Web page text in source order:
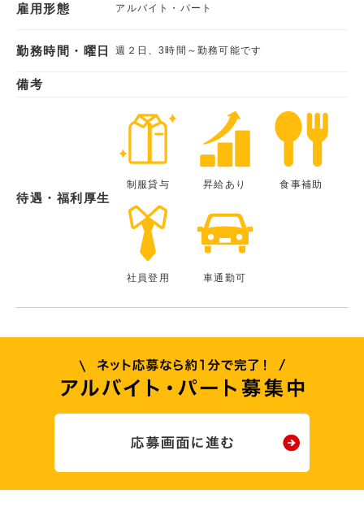
雇用形態 アルバイト・パート
勤務時間・曜日 週２日、3時間～勤務可能です
備考
待遇・福利厚生
制服貸与 昇給あり 食事補助
社員登用 車通勤可